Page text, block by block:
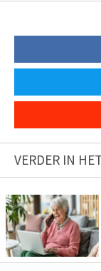
VERDER IN